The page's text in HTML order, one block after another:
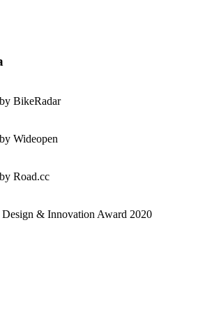
BikeRadar
Wideopen
Road.cc
& Innovation Award 2020